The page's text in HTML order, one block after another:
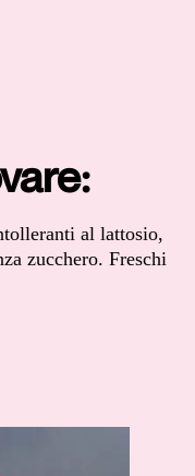
al lattosio,
zucchero. Freschi